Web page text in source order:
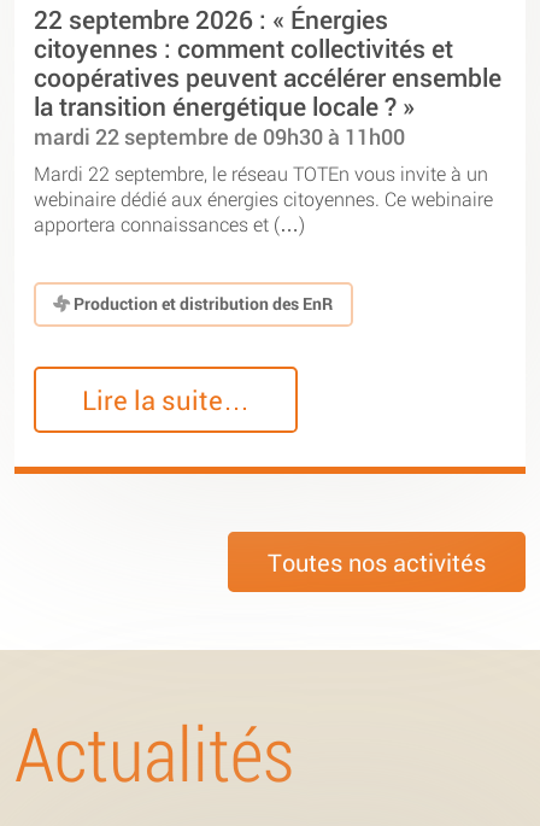
22 septembre 2026 : « Énergies
citoyennes : comment collectivités et
coopératives peuvent accélérer ensemble
la transition énergétique locale ? »
mardi 22 septembre de 09h30 à 11h00
Mardi 22 septembre, le réseau TOTEn vous invite à un
webinaire dédié aux énergies citoyennes. Ce webinaire
apportera connaissances et (…)
Production et distribution des EnR
Lire la suite…
Toutes nos activités
Actualités